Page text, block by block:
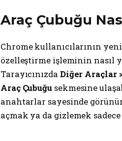
Araç Çubuğu
Chrome kullanıcılarının
özelleştirme işleminin nasıl
Tarayıcınızda Diğer Araçlar
Araç Çubuğu sekmesine
anahtarlar sayesinde
açmak ya da gizlemek sadece